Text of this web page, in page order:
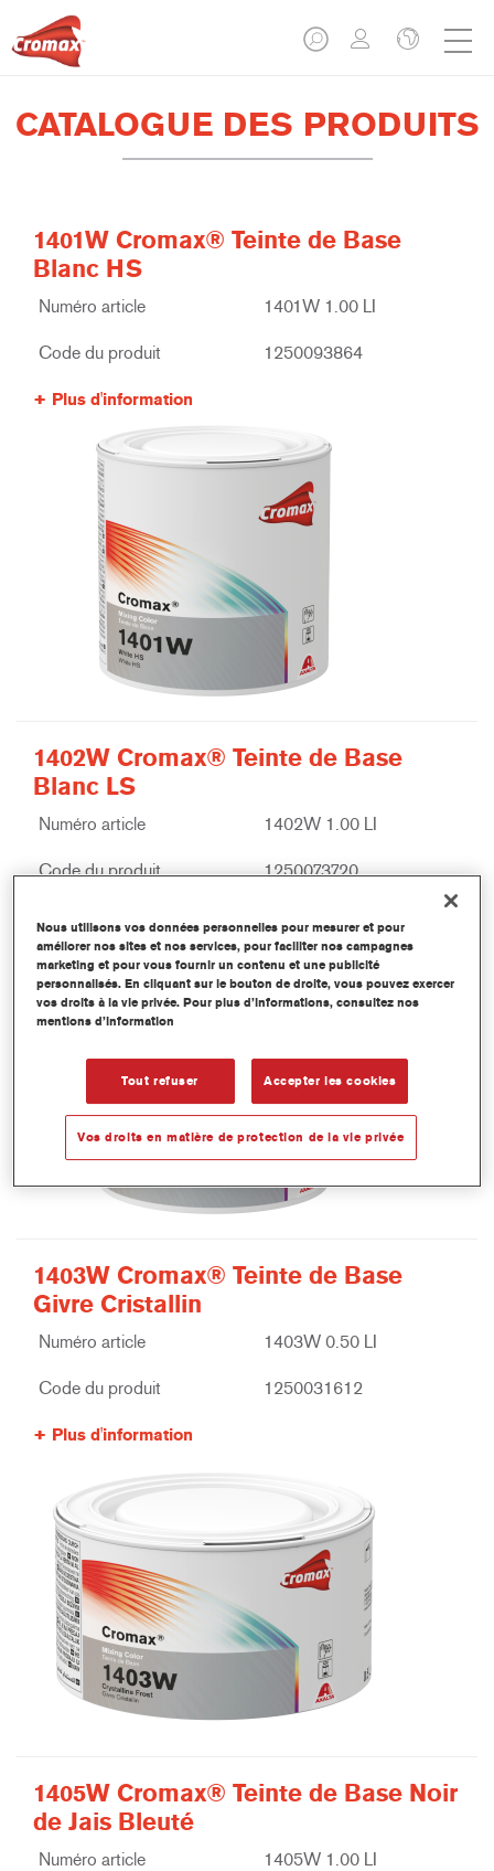
CATALOGUE DES PRODUITS
1401W Cromax® Teinte de Base
Blanc HS
Numéro article 1401W 1.00 LI
Code du produit 1250093864
Plus d'information
1402W Cromax® Teinte de Base
Blanc LS
Numéro article 1402W 1.00 LI
Code du produit 1250073720
1403W Cromax® Teinte de Base
Givre Cristallin
Numéro article 1403W 0.50 LI
Code du produit 1250031612
Plus d'information
1405W Cromax® Teinte de Base Noir
de Jais Bleuté
Numéro article 1405W 1.00 LI
Nous utilisons vos données personnelles pour mesurer et pour
améliorer nos sites et nos services, pour faciliter nos campagnes
marketing et pour vous fournir un contenu et une publicité
personnalisés. En cliquant sur le bouton de droite, vous pouvez exercer
vos droits à la vie privée. Pour plus d’informations, consultez nos
mentions d’information
Tout refuser Accepter les cookies
Vos droits en matière de protection de la vie privée